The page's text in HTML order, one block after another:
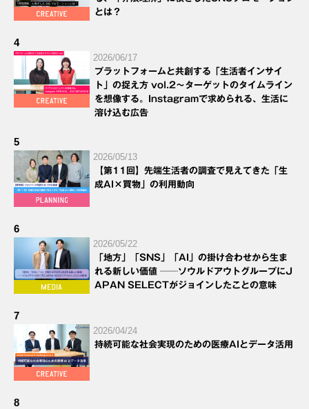
とは？
4
2026/06/17
プラットフォームと共創する「生活者インサイ
ト」の捉え方 vol.2～ターゲットのタイムライン
を想像する。Instagramで求められる、生活に
溶け込む広告
5
2026/05/13
【第11回】先端生活者の調査で見えてきた「生
成AI×買物」の利用動向
6
2026/05/22
「地方」「SNS」「AI」の掛け合わせから生ま
れる新しい価値 ──ソウルドアウトグループにJ
APAN SELECTがジョインしたことの意味
7
2026/04/24
持続可能な社会実現のための医療AIとデータ活用
8